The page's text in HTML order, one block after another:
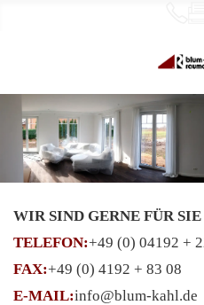
WIR SIND GERNE FÜR
TELEFON:+49 (0) 04192 +
FAX:+49 (0) 4192 + 83 08
E-MAIL:info@blum-kahl.de